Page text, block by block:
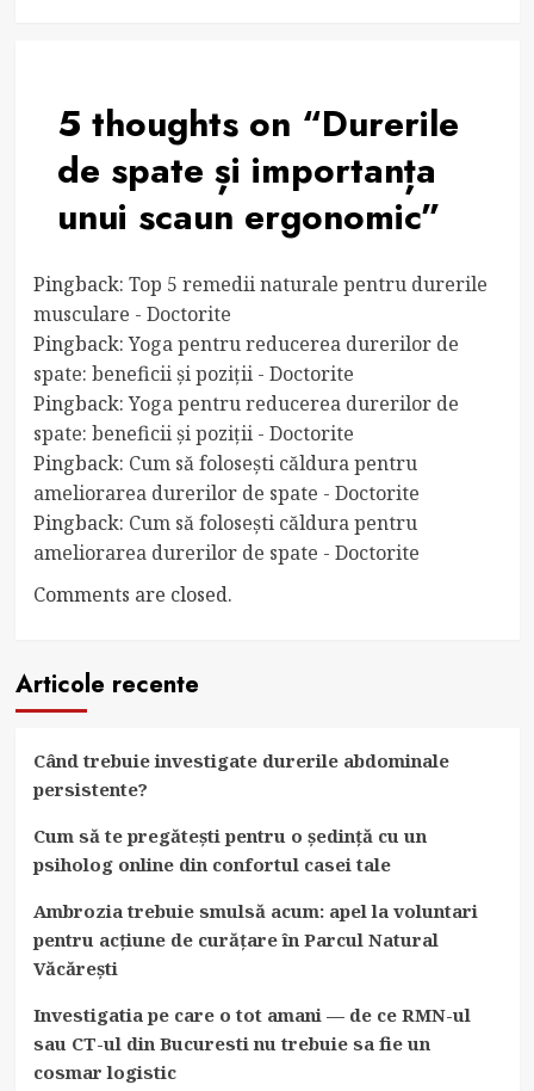
5 thoughts on “Durerile
de spate și importanța
unui scaun ergonomic”
Pingback: Top 5 remedii naturale pentru durerile
musculare - Doctorite
Pingback:Yoga pentru reducerea durerilor de
spate: beneficii și poziții - Doctorite
Pingback:Yoga pentru reducerea durerilor de
spate: beneficii și poziții - Doctorite
Pingback: Cum să folosești căldura pentru
ameliorarea durerilor de spate - Doctorite
Pingback: Cum să folosești căldura pentru
ameliorarea durerilor de spate - Doctorite
Comments are closed.
Articole recente
Când trebuie investigate durerile abdominale
persistente?
Cum să te pregătești pentru o ședință cu un
psiholog online din confortul casei tale
Ambrozia trebuie smulsă acum: apel la voluntari
pentru acțiune de curățare în Parcul Natural
Văcărești
Investigatia pe care o tot amani — de ce RMN-ul
sau CT-ul din Bucuresti nu trebuie sa fie un
cosmar logistic